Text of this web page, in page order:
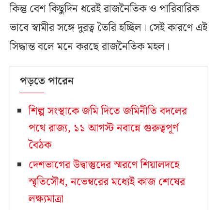
কিন্তু বেশ কিছুদিন ধরেই রাজনৈতিক ও পারিবারিক
ভাবে স্বামীর সঙ্গে দুরত্ব তৈরি হচ্ছিল। সেই কারণে এই
সিদ্ধান্ত বলে মনে করছে রাজনৈতিক মহল।
পড়তে পারেন
শিল্প সংস্থাকে জমি দিতে জমিনীতি বদলের
পথে রাজ্য, ১১ আগস্ট নবান্নে গুরুত্বপূর্ণ
বৈঠক
দেশভাগের উদ্বাস্তুদের স্মরণে শিয়ালদহে
স্মৃতিসৌধ, নভেম্বরের মধ্যেই কাজ শেষের
লক্ষ্যমাত্রা